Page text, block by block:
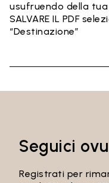
usufruendo della
SALVARE IL PDF
“Destinazione”
Seguici
Registrati per